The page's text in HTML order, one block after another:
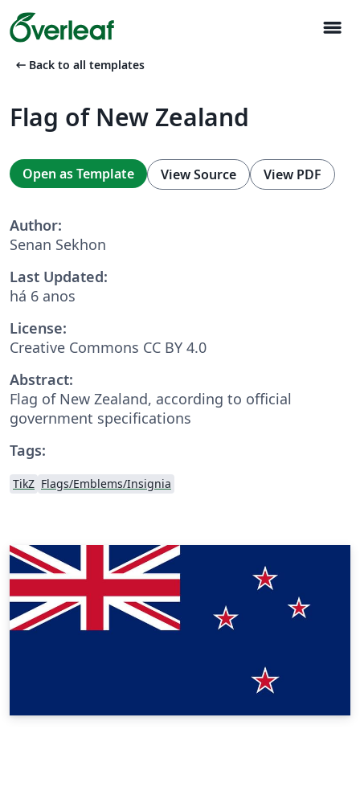
menu
arrow_left_alt Back to all templates
Flag of New Zealand
Open as Template View Source View PDF
Author:
Senan Sekhon
Last Updated:
há 6 anos
License:
Creative Commons CC BY 4.0
Abstract:
Flag of New Zealand, according to official
government specifications
Tags:
TikZ Flags/Emblems/Insignia